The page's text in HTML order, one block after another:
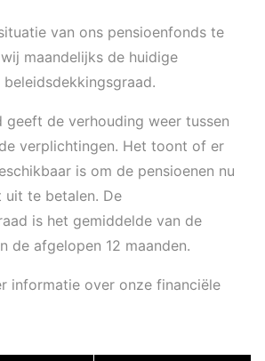
van ons pensioenfonds te
maandelijks de huidige
geeft de verhouding weer tussen
verplichtingen. Het toont of er
is om de pensioenen nu
uit te betalen. De
is het gemiddelde van de
de afgelopen 12 maanden.
informatie over onze financiële